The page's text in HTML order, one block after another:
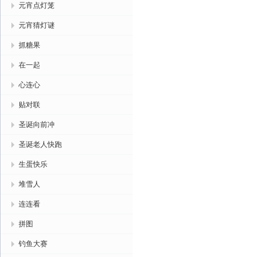
元宵点灯笼
元宵猜灯谜
抓糖果
在一起
心连心
贴对联
圣诞向前冲
圣诞老人快跑
生蛋快乐
堆雪人
连连看
拼图
钓鱼大赛